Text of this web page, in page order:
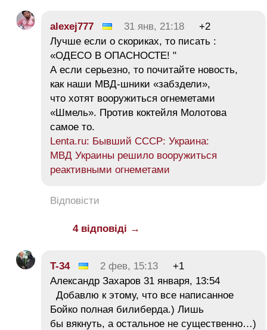
alexej777 31 янв, 21:18
+2
Лучше если о скориках, то писать :
«ОДЕСО В ОПАСНОСТЕ! "
А если серьезно, то почитайте новость,
как наши МВД-шники «забздели»,
что хотят вооружиться огнеметами
«Шмель». Против коктейля Молотова
самое то.
Lenta.ru: Бывший СССР: Украина:
МВД Украины решило вооружиться
реактивными огнеметами
Відповісти
4 відповіді →
T-34 2 фев, 15:13
+1
Александр Захаров 31 января, 13:54
Добавлю к этому, что все написанное
Бойко полная билиберда.) Лишь
бы вякнуть, а остальное не существенно…)